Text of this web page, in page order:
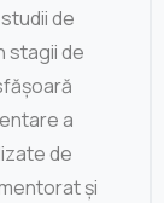
de
stagii de
a
de
și